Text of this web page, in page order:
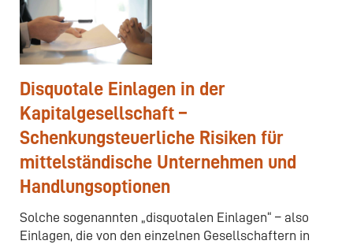
Disquotale Einlagen in der
Kapitalgesellschaft –
Schenkungsteuerliche Risiken für
mittelständische Unternehmen und
Handlungsoptionen
Solche sogenannten „disquotalen Einlagen“ – also
Einlagen, die von den einzelnen Gesellschaftern in